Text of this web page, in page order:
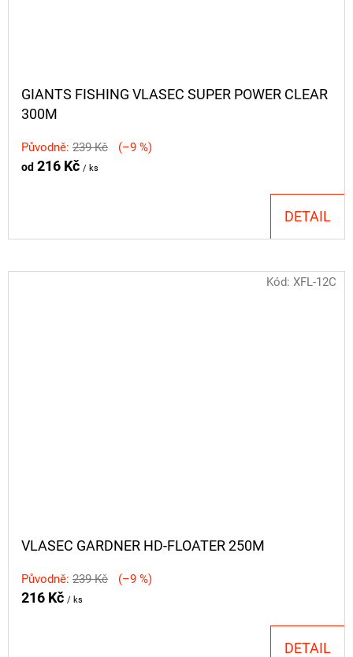
GIANTS FISHING VLASEC SUPER POWER CLEAR
300M
Původně: 239 Kč (–9 %)
od 216 Kč / ks
DETAIL
VLASEC GARDNER HD-FLOATER 250M
Původně: 239 Kč (–9 %)
216 Kč / ks
DETAIL
Kód: XFL-12C